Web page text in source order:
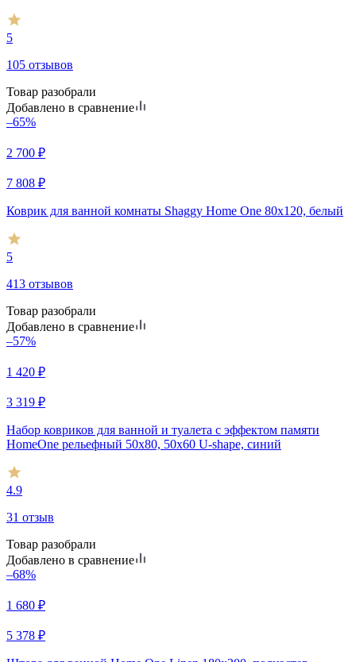
5
105 отзывов
Товар разобрали
Добавлено в сравнение
–65%
2 700 ₽
7 808 ₽
Коврик для ванной комнаты Shaggy Home One 80х120, белый
5
413 отзывов
Товар разобрали
Добавлено в сравнение
–57%
1 420 ₽
3 319 ₽
Набор ковриков для ванной и туалета с эффектом памяти
HomeOne рельефный 50х80, 50х60 U-shape, синий
4.9
31 отзыв
Товар разобрали
Добавлено в сравнение
–68%
1 680 ₽
5 378 ₽